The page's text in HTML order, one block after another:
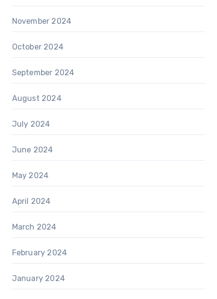
November 2024
October 2024
September 2024
August 2024
July 2024
June 2024
May 2024
April 2024
March 2024
February 2024
January 2024